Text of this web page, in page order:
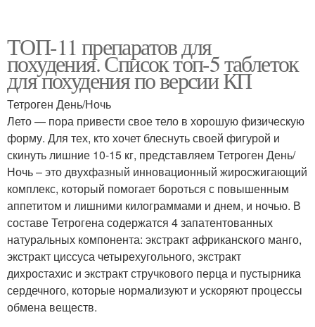
ТОП-11 препаратов для
похудения. Список топ-5 таблеток
для похудения по версии КП
Тетроген День/Ночь
Лето — пора привести свое тело в хорошую физическую
форму. Для тех, кто хочет блеснуть своей фигурой и
скинуть лишние 10-15 кг, представляем Тетроген День/
Ночь – это двухфазный инновационный жиросжигающий
комплекс, который помогает бороться с повышенным
аппетитом и лишними килограммами и днем, и ночью. В
составе Тетрогена содержатся 4 запатентованных
натуральных компонента: экстракт африканского манго,
экстракт циссуса четырехугольного, экстракт
дихростахис и экстракт стручкового перца и пустырника
сердечного, которые нормализуют и ускоряют процессы
обмена веществ.